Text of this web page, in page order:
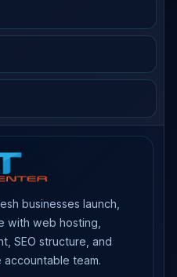
businesses launch,
with web hosting,
SEO structure, and
team.